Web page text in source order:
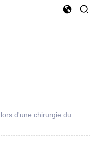
d'une chirurgie du